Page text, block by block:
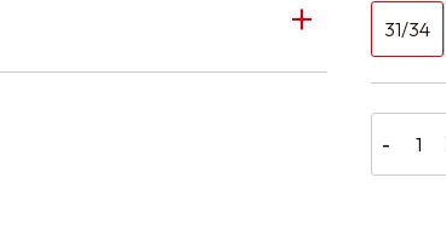
31/34
-